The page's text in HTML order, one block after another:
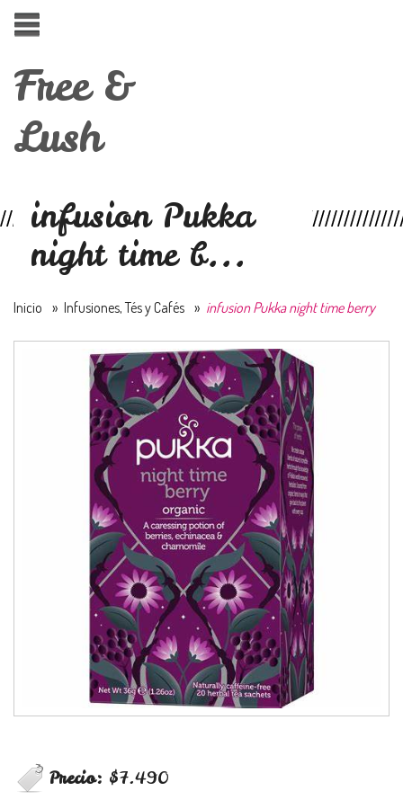
Free &
Lush
infusion Pukka
night time b...
Inicio » Infusiones, Tés y Cafés » infusion Pukka night time berry
Precio: $7.490